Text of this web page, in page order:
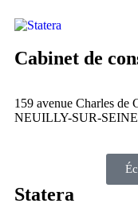
Cabinet de
159 avenue Charles de
NEUILLY-SUR-SEINE
Statera